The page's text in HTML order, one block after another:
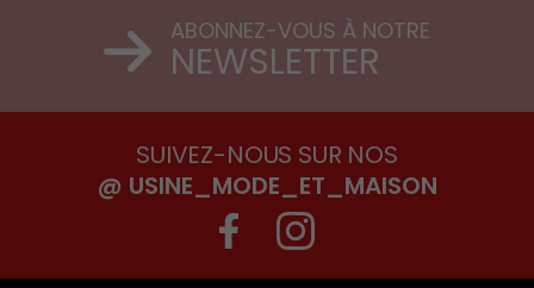
ABONNEZ-VOUS À NOTRE
NEWSLETTER
SUIVEZ-NOUS SUR NOS
@ USINE_MODE_ET_MAISON